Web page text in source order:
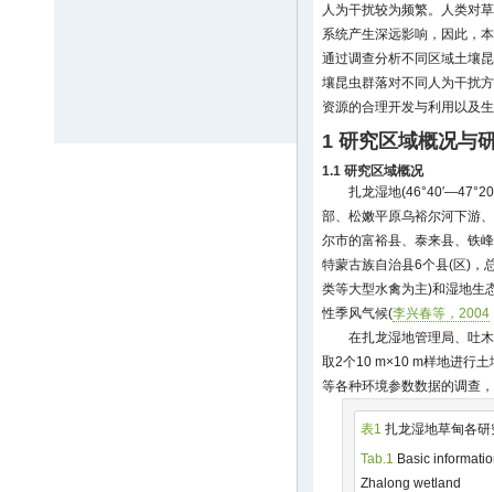
人为干扰较为频繁。人类对
系统产生深远影响，因此，
通过调查分析不同区域土壤
壤昆虫群落对不同人为干扰
资源的合理开发与利用以及
1 研究区域概况与
1.1 研究区域概况
扎龙湿地
部、松嫩平原乌裕尔河下游
尔市的富裕县、泰来县、铁
特蒙古族自治县6个县(区)，
类等大型水禽为主)和湿地生
性季风气候(李兴春等，2004
在扎龙湿地管理局、吐
取2个10 m×10 m样地进行
等各种环境参数数据的调查
表1 扎龙湿地草甸各
Tab.1 Basic
Zhalong wetland